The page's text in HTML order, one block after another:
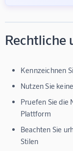
Rechtliche
Kennzeichnen
Nutzen Sie
Pruefen Sie die
Plattform
Beachten Sie
Stilen